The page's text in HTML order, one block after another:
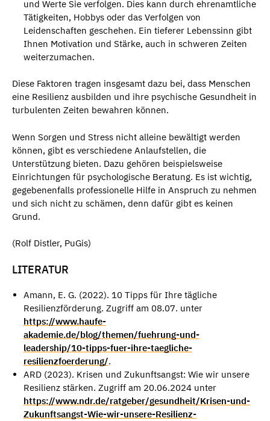
und Werte Sie verfolgen. Dies kann durch ehrenamtliche
Tätigkeiten, Hobbys oder das Verfolgen von
Leidenschaften geschehen. Ein tieferer Lebenssinn gibt
Ihnen Motivation und Stärke, auch in schweren Zeiten
weiterzumachen.
Diese Faktoren tragen insgesamt dazu bei, dass Menschen
eine Resilienz ausbilden und ihre psychische Gesundheit in
turbulenten Zeiten bewahren können.
Wenn Sorgen und Stress nicht alleine bewältigt werden
können, gibt es verschiedene Anlaufstellen, die
Unterstützung bieten. Dazu gehören beispielsweise
Einrichtungen für psychologische Beratung. Es ist wichtig,
gegebenenfalls professionelle Hilfe in Anspruch zu nehmen
und sich nicht zu schämen, denn dafür gibt es keinen
Grund.
(Rolf Distler, PuGis)
LITERATUR
Amann, E. G. (2022). 10 Tipps für Ihre tägliche
Resilienzförderung. Zugriff am 08.07. unter
https://www.haufe-
akademie.de/blog/themen/fuehrung-und-
leadership/10-tipps-fuer-ihre-taegliche-
resilienzfoerderung/.
ARD (2023). Krisen und Zukunftsangst: Wie wir unsere
Resilienz stärken. Zugriff am 20.06.2024 unter
https://www.ndr.de/ratgeber/gesundheit/Krisen-und-
Zukunftsangst-Wie-wir-unsere-Resilienz-